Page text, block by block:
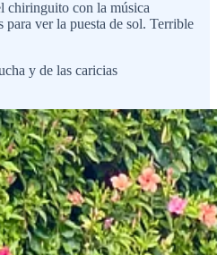
chiringuito con la música
para ver la puesta de sol. Terrible
y de las caricias